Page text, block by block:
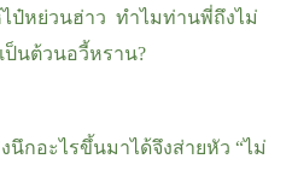
ป๋หย่วนฮ่าว ทำไมท่านพี่ถึงไม่
ป็นต้วนอวี้หราน?
นึกอะไรขึ้นมาได้จึงส่ายหัว “ไม่